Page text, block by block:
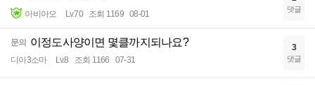
아비아오 Lv.70 조회 1169 08-01 댓글
문의 이정도사양이면 몇클까지되나요?
디아3소마 Lv.8 조회 1166 07-31
3
댓글